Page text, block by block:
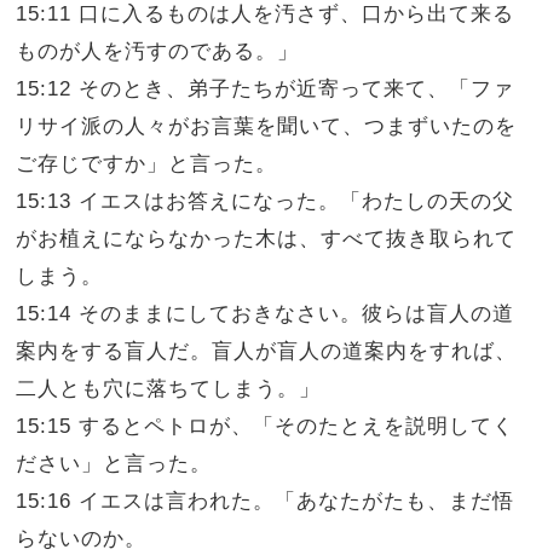
15:11 口に入るものは人を汚さず、口から出て来る
ものが人を汚すのである。」
15:12 そのとき、弟子たちが近寄って来て、「ファ
リサイ派の人々がお言葉を聞いて、つまずいたのを
ご存じですか」と言った。
15:13 イエスはお答えになった。「わたしの天の父
がお植えにならなかった木は、すべて抜き取られて
しまう。
15:14 そのままにしておきなさい。彼らは盲人の道
案内をする盲人だ。盲人が盲人の道案内をすれば、
二人とも穴に落ちてしまう。」
15:15 するとペトロが、「そのたとえを説明してく
ださい」と言った。
15:16 イエスは言われた。「あなたがたも、まだ悟
らないのか。